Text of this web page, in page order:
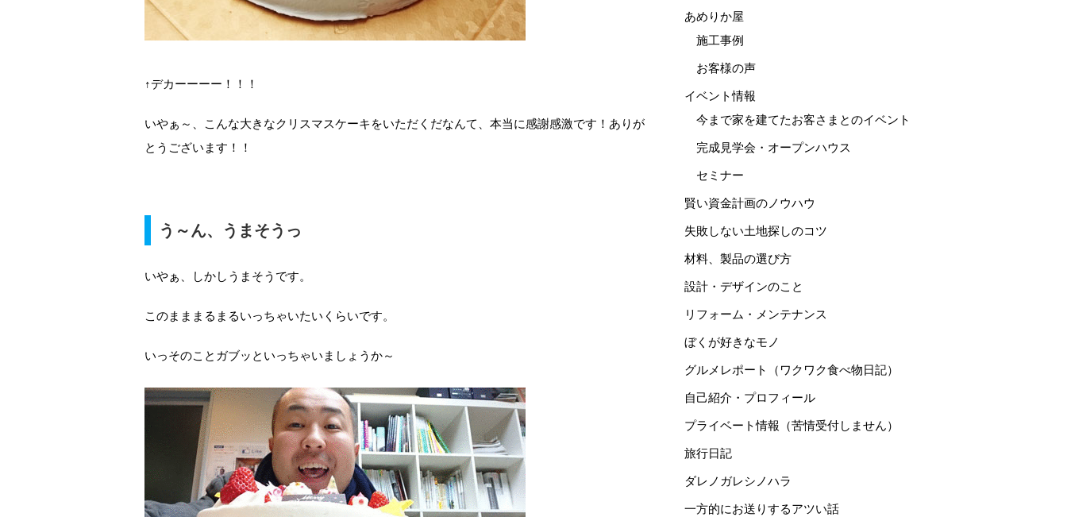
↑デカーーーー！！！
いやぁ～、こんな大きなクリスマスケーキをいただくだなんて、本当に感謝感激です！ありが
とうございます！！
う～ん、うまそうっ
いやぁ、しかしうまそうです。
このまままるまるいっちゃいたいくらいです。
いっそのことガブッといっちゃいましょうか～
あめりか屋
施工事例
お客様の声
イベント情報
今まで家を建てたお客さまとのイベント
完成見学会・オープンハウス
セミナー
賢い資金計画のノウハウ
失敗しない土地探しのコツ
材料、製品の選び方
設計・デザインのこと
リフォーム・メンテナンス
ぼくが好きなモノ
グルメレポート（ワクワク食べ物日記）
自己紹介・プロフィール
プライベート情報（苦情受付しません）
旅行日記
ダレノガレシノハラ
一方的にお送りするアツい話